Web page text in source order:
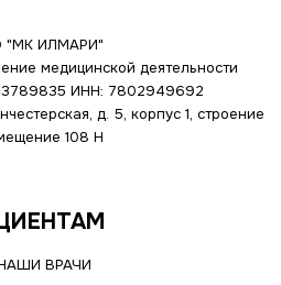
ИЛМАРИ"
медицинской деятельности
ИНН: 7802949692
д. 5, корпус 1, строение
108 Н
ВРАЧИ